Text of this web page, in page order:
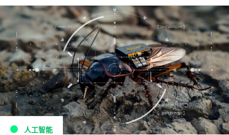
人工智能